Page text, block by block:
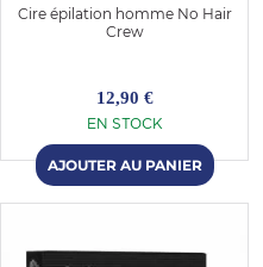
Cire épilation homme No Hair
Crew
12,90 €
EN STOCK